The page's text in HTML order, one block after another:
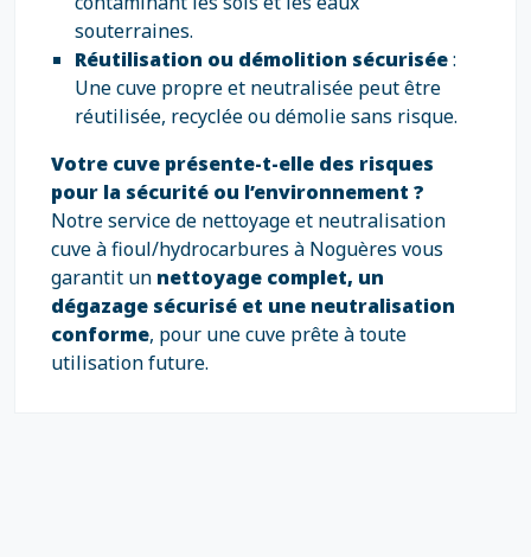
souterraines.
Réutilisation ou démolition sécurisée:
Une cuve propre et neutralisée peut être
réutilisée, recyclée ou démolie sans risque.
Votre cuve présente-t-elle des risques
pour la sécurité ou l’environnement ?
Notre service de nettoyage et neutralisation
cuve à fioul/hydrocarbures à Noguères vous
garantit un nettoyage complet, un
dégazage sécurisé et une neutralisation
conforme, pour une cuve prête à toute
utilisation future.